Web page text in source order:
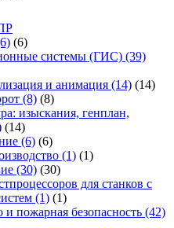
(6)
системы (ГИС) (39)
и анимация (14) (14)
(8) (8)
изыскания, генплан,
(14)
(6) (6)
(1) (1)
(30) (30)
для станков с
(1) (1)
и пожарная безопасность (42)